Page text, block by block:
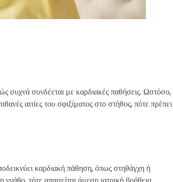
συχνά συνδέεται με καρδιακές παθήσεις. Ωστόσο,
αιτίες του σφιξίματος στο στήθος, πότε πρέπει
καρδιακή πάθηση, όπως στηθάγχη ή